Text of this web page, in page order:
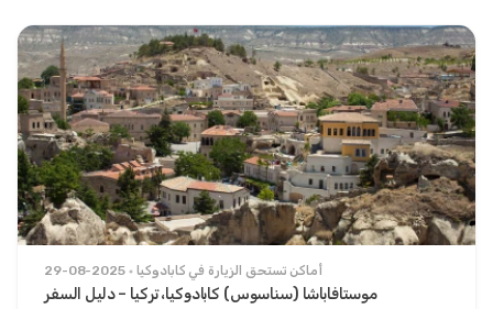
29-08-2025 أماكن تستحق الزيارة في كابادوكيا
موستافاباشا (سناسوس) كابادوكيا، تركيا – دليل السفر